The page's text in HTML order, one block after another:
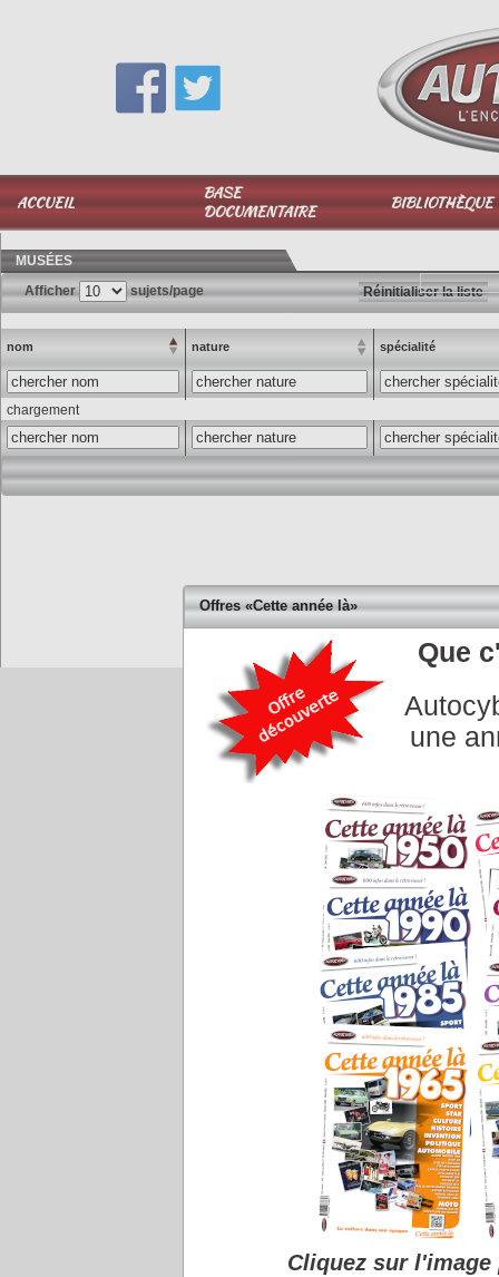
ACCUEIL
BASE
DOCUMENTAIRE
BIBLIOTHÈQUE
06 51 040 025
MUSÉES
Afficher
sujets/page Réinitialiser la liste
nom nature spécialité
chargement
Accueil Conseiller à un
Offres «Cette année là»
Que
une
Cliquez sur